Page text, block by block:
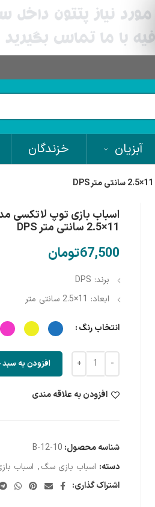
آبزیان خزندگان
اسباب بازی توپ لاتکسی
11×2.5 سانتی متر DPS
تومان
برند: DPS
ابعاد: 11×2.5 سانتی متر
انتخاب رنگ
افزودن به سبد
افزودن به علاقه مندی
شناسه محصول: 10-B-12
دسته: اسباب بازی سگ, اسباب
اشتراک گذاری: